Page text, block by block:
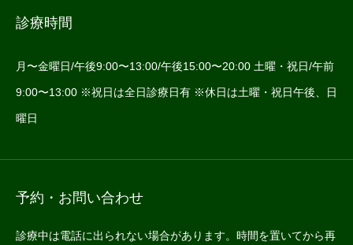
診療時間
月〜金曜日/午後9:00〜13:00/午後15:00〜20:00 土曜・祝日/午前
9:00〜13:00 ※祝日は全日診療日有 ※休日は土曜・祝日午後、日
曜日
予約・お問い合わせ
診療中は電話に出られない場合があります。時間を置いてから再